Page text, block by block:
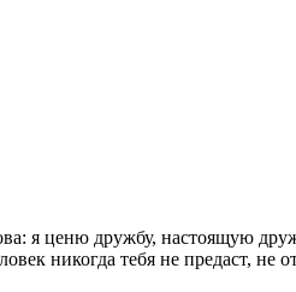
я ценю дружбу, настоящую
никогда тебя не предаст,